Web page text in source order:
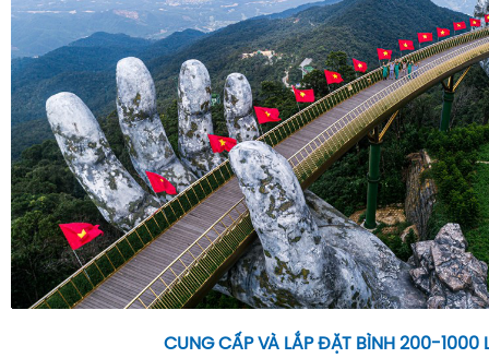
CUNG CẤP VÀ LẮP ĐẶT BÌNH 200-1000